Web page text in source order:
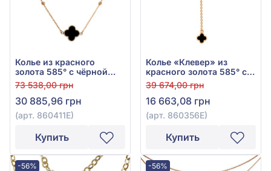
Колье из красного
золота 585° с чёрной
эмалью, арт. 860411Е
73 538,00 грн
30 885,96 грн
(арт. 860411Е)
Купить
Колье «Клевер» из
красного золота 585° с
чёрной эмалью, арт.
860356Е
39 674,00 грн
16 663,08 грн
(арт. 860356Е)
Купить
-56% -56%